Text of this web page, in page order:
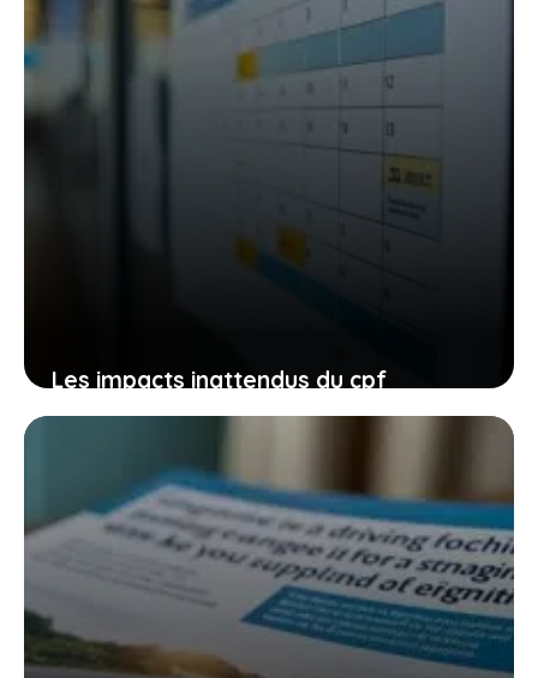
Les impacts inattendus du cpf
restreint aux demandeurs d’emploi sur
conduite
27 janvier 2026